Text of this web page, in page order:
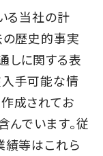
る当社の計
の歴史的事実
しに関する表
入手可能な情
成されてお
んでいます。従
績等はこれら